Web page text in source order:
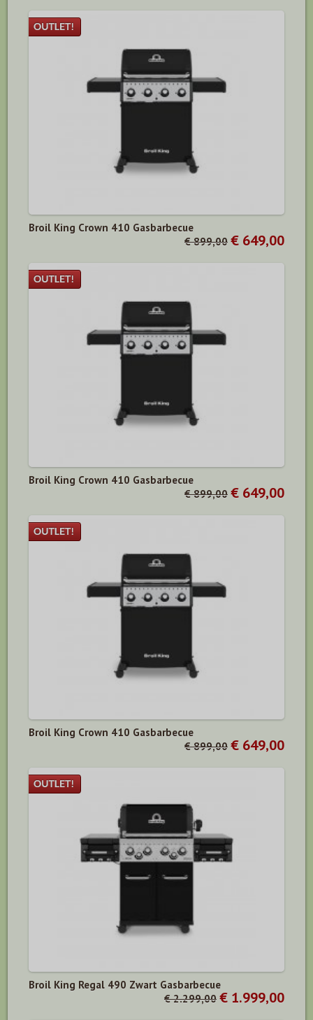
Broil King Crown 410 Gasbarbecue
€ 899,00 € 649,00
Broil King Crown 410 Gasbarbecue
€ 899,00 € 649,00
Broil King Crown 410 Gasbarbecue
€ 899,00 € 649,00
Broil King Regal 490 Zwart Gasbarbecue
€ 2.299,00 € 1.999,00